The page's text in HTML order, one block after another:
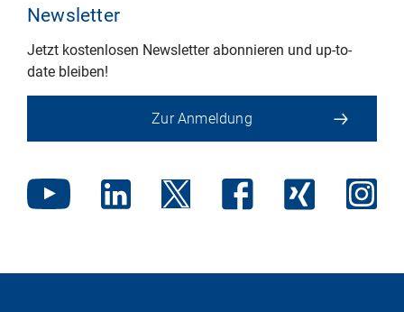
Newsletter
Jetzt kostenlosen Newsletter abonnieren und up-to-
date bleiben!
Zur Anmeldung